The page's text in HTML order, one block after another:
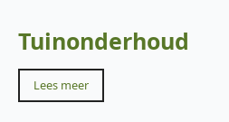
Tuinonderhoud
Lees meer